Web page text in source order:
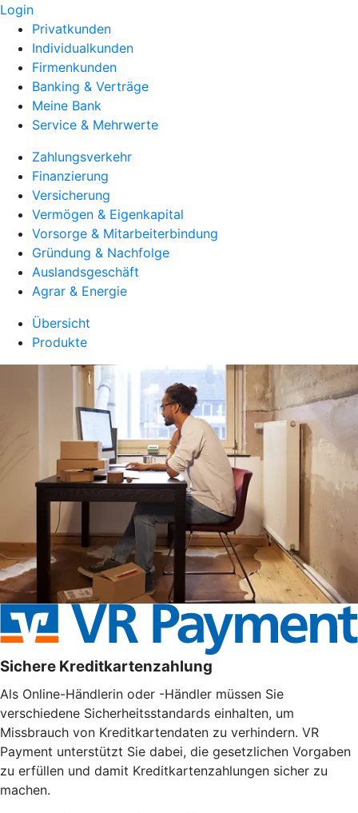
Login
Privatkunden
Individualkunden
Firmenkunden
Banking & Verträge
Meine Bank
Service & Mehrwerte
Zahlungsverkehr
Finanzierung
Versicherung
Vermögen & Eigenkapital
Vorsorge & Mitarbeiterbindung
Gründung & Nachfolge
Auslandsgeschäft
Agrar & Energie
Übersicht
Produkte
Sichere Kreditkartenzahlung
Als Online-Händlerin oder -Händler müssen Sie
verschiedene Sicherheitsstandards einhalten, um
Missbrauch von Kreditkartendaten zu verhindern. VR
Payment unterstützt Sie dabei, die gesetzlichen Vorgaben
zu erfüllen und damit Kreditkartenzahlungen sicher zu
machen.